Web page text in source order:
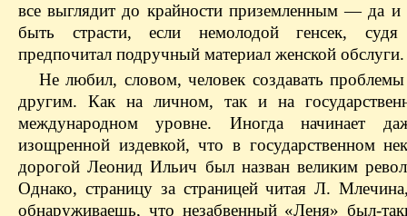
все выглядит до крайности приземленным — да и
быть страсти, если немолодой генсек,
предпочитал подручный материал женской обслуги.
Не любил, словом, человек создавать
другим. Как на личном, так и на
международном уровне. Иногда начинает
изощренной издевкой, что в государственном
дорогой Леонид Ильич был назван великим
Однако, страницу за страницей читая Л.
обнаруживаешь, что незабвенный «Леня» был-